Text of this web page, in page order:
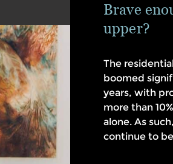
Brave
upper?
The
boomed
years, with
more than
alone. As
continue to